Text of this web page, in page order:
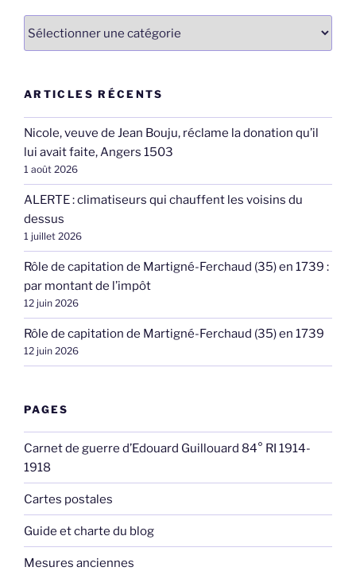
ARTICLES RÉCENTS
Nicole, veuve de Jean Bouju, réclame la donation qu’il
lui avait faite, Angers 1503
1 août 2026
ALERTE : climatiseurs qui chauffent les voisins du
dessus
1 juillet 2026
Rôle de capitation de Martigné-Ferchaud (35) en 1739 :
par montant de l’impôt
12 juin 2026
Rôle de capitation de Martigné-Ferchaud (35) en 1739
12 juin 2026
PAGES
Carnet de guerre d’Edouard Guillouard 84° RI 1914-
1918
Cartes postales
Guide et charte du blog
Mesures anciennes